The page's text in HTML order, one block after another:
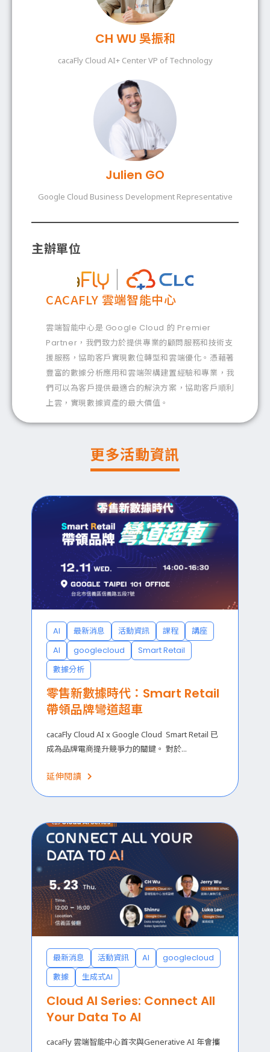
CH WU 吳振和
cacaFly Cloud AI+ Center VP of Technology
Julien GO
Google Cloud Business Development Representative
主辦單位
CACAFLY 雲端智能中心
雲端智能中心是 Google Cloud 的 Premier
Partner，我們致力於提供專業的顧問服務和技術支
援服務，協助客戶實現數位轉型和雲端優化。憑藉著
豐富的數據分析應用和雲端架構建置經驗和專業，我
們可以為客戶提供最適合的解決方案，協助客戶順利
上雲，實現數據資產的最大價值。
更多活動資訊
AI 最新消息 活動資訊 課程
講座
AI
googlecloud
Smart Retail
數據分析
零售新數據時代：Smart Retail
帶領品牌彎道超車
cacaFly Cloud AI x Google Cloud Smart Retail 已
成為品牌電商提升競爭力的關鍵。 對於...
延伸閱讀
最新消息 活動資訊 AI
googlecloud
數據
生成式AI
Cloud AI Series: Connect All
Your Data To AI
cacaFly 雲端智能中心首次與Generative AI 年會攜